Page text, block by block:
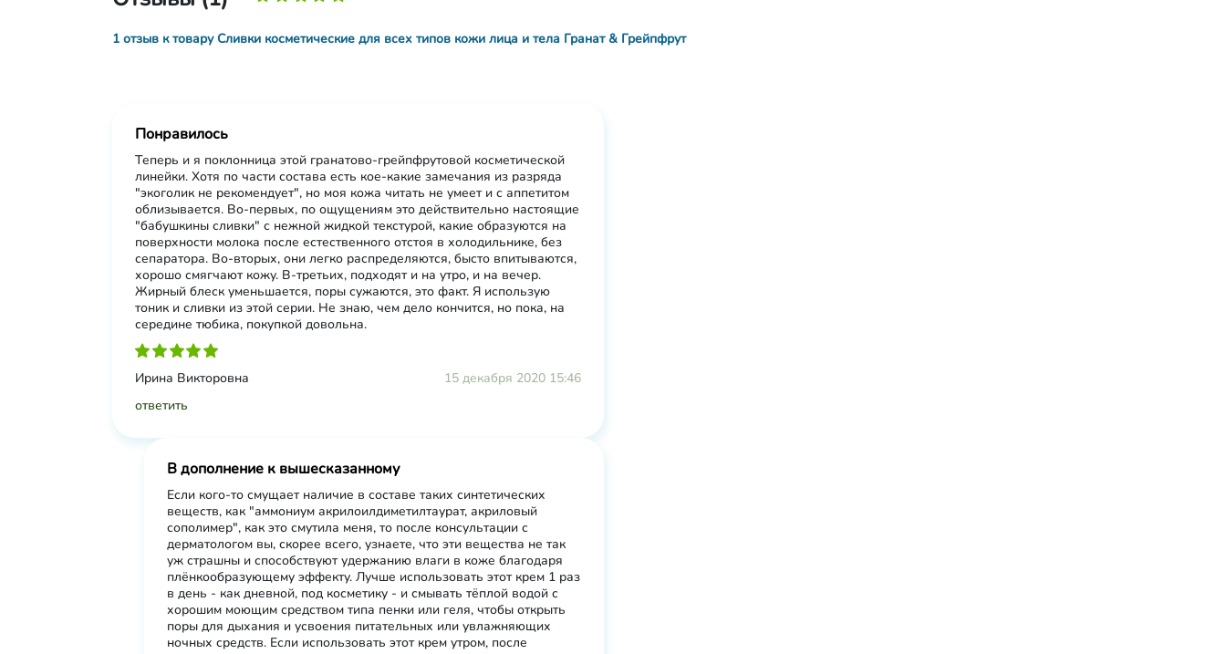
1 отзыв к товару Сливки косметические для всех типов кожи лица и тела Гранат & Грейпфрут
Понравилось
Теперь и я поклонница этой гранатово-грейпфрутовой косметической
линейки. Хотя по части состава есть кое-какие замечания из разряда
"экоголик не рекомендует", но моя кожа читать не умеет и с аппетитом
облизывается. Во-первых, по ощущениям это действительно настоящие
"бабушкины сливки" с нежной жидкой текстурой, какие образуются на
поверхности молока после естественного отстоя в холодильнике, без
сепаратора. Во-вторых, они легко распределяются, бысто впитываются,
хорошо смягчают кожу. В-третьих, подходят и на утро, и на вечер.
Жирный блеск уменьшается, поры сужаются, это факт. Я использую
тоник и сливки из этой серии. Не знаю, чем дело кончится, но пока, на
середине тюбика, покупкой довольна.
Ирина Викторовна
15 декабря 2020 15:46
ответить
В дополнение к вышесказанному
Если кого-то смущает наличие в составе таких синтетических
веществ, как "аммониум акрилоилдиметилтаурат, акриловый
сополимер", как это смутила меня, то после консультации с
дерматологом вы, скорее всего, узнаете, что эти вещества не так
уж страшны и способствуют удержанию влаги в коже благодаря
плёнкообразующему эффекту. Лучше использовать этот крем 1 раз
в день - как дневной, под косметику - и смывать тёплой водой с
хорошим моющим средством типа пенки или геля, чтобы открыть
поры для дыхания и усвоения питательных или увлажняющих
ночных средств. Если использовать этот крем утром, после